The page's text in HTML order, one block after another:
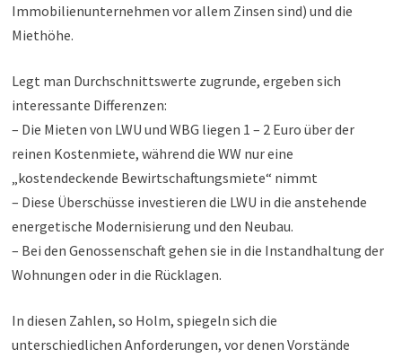
Immobilienunternehmen vor allem Zinsen sind) und die
Miethöhe.
Legt man Durchschnittswerte zugrunde, ergeben sich
interessante Differenzen:
– Die Mieten von LWU und WBG liegen 1 – 2 Euro über der
reinen Kostenmiete, während die WW nur eine
„kostendeckende Bewirtschaftungsmiete“ nimmt
– Diese Überschüsse investieren die LWU in die anstehende
energetische Modernisierung und den Neubau.
– Bei den Genossenschaft gehen sie in die Instandhaltung der
Wohnungen oder in die Rücklagen.
In diesen Zahlen, so Holm, spiegeln sich die
unterschiedlichen Anforderungen, vor denen Vorstände